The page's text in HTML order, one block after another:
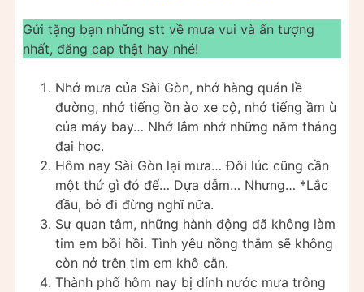
Gửi tặng bạn những stt về mưa vui và ấn tượng
nhất, đăng cap thật hay nhé!
Nhớ mưa của Sài Gòn, nhớ hàng quán lề
đường, nhớ tiếng ồn ào xe cộ, nhớ tiếng ầm ù
của máy bay… Nhớ lắm nhớ những năm tháng
đại học.
Hôm nay Sài Gòn lại mưa… Đôi lúc cũng cần
một thứ gì đó để… Dựa dẫm… Nhưng… *Lắc
đầu, bỏ đi đừng nghĩ nữa.
Sự quan tâm, những hành động đã không làm
tim em bồi hồi. Tình yêu nồng thắm sẽ không
còn nở trên tim em khô cằn.
Thành phố hôm nay bị dính nước mưa trông